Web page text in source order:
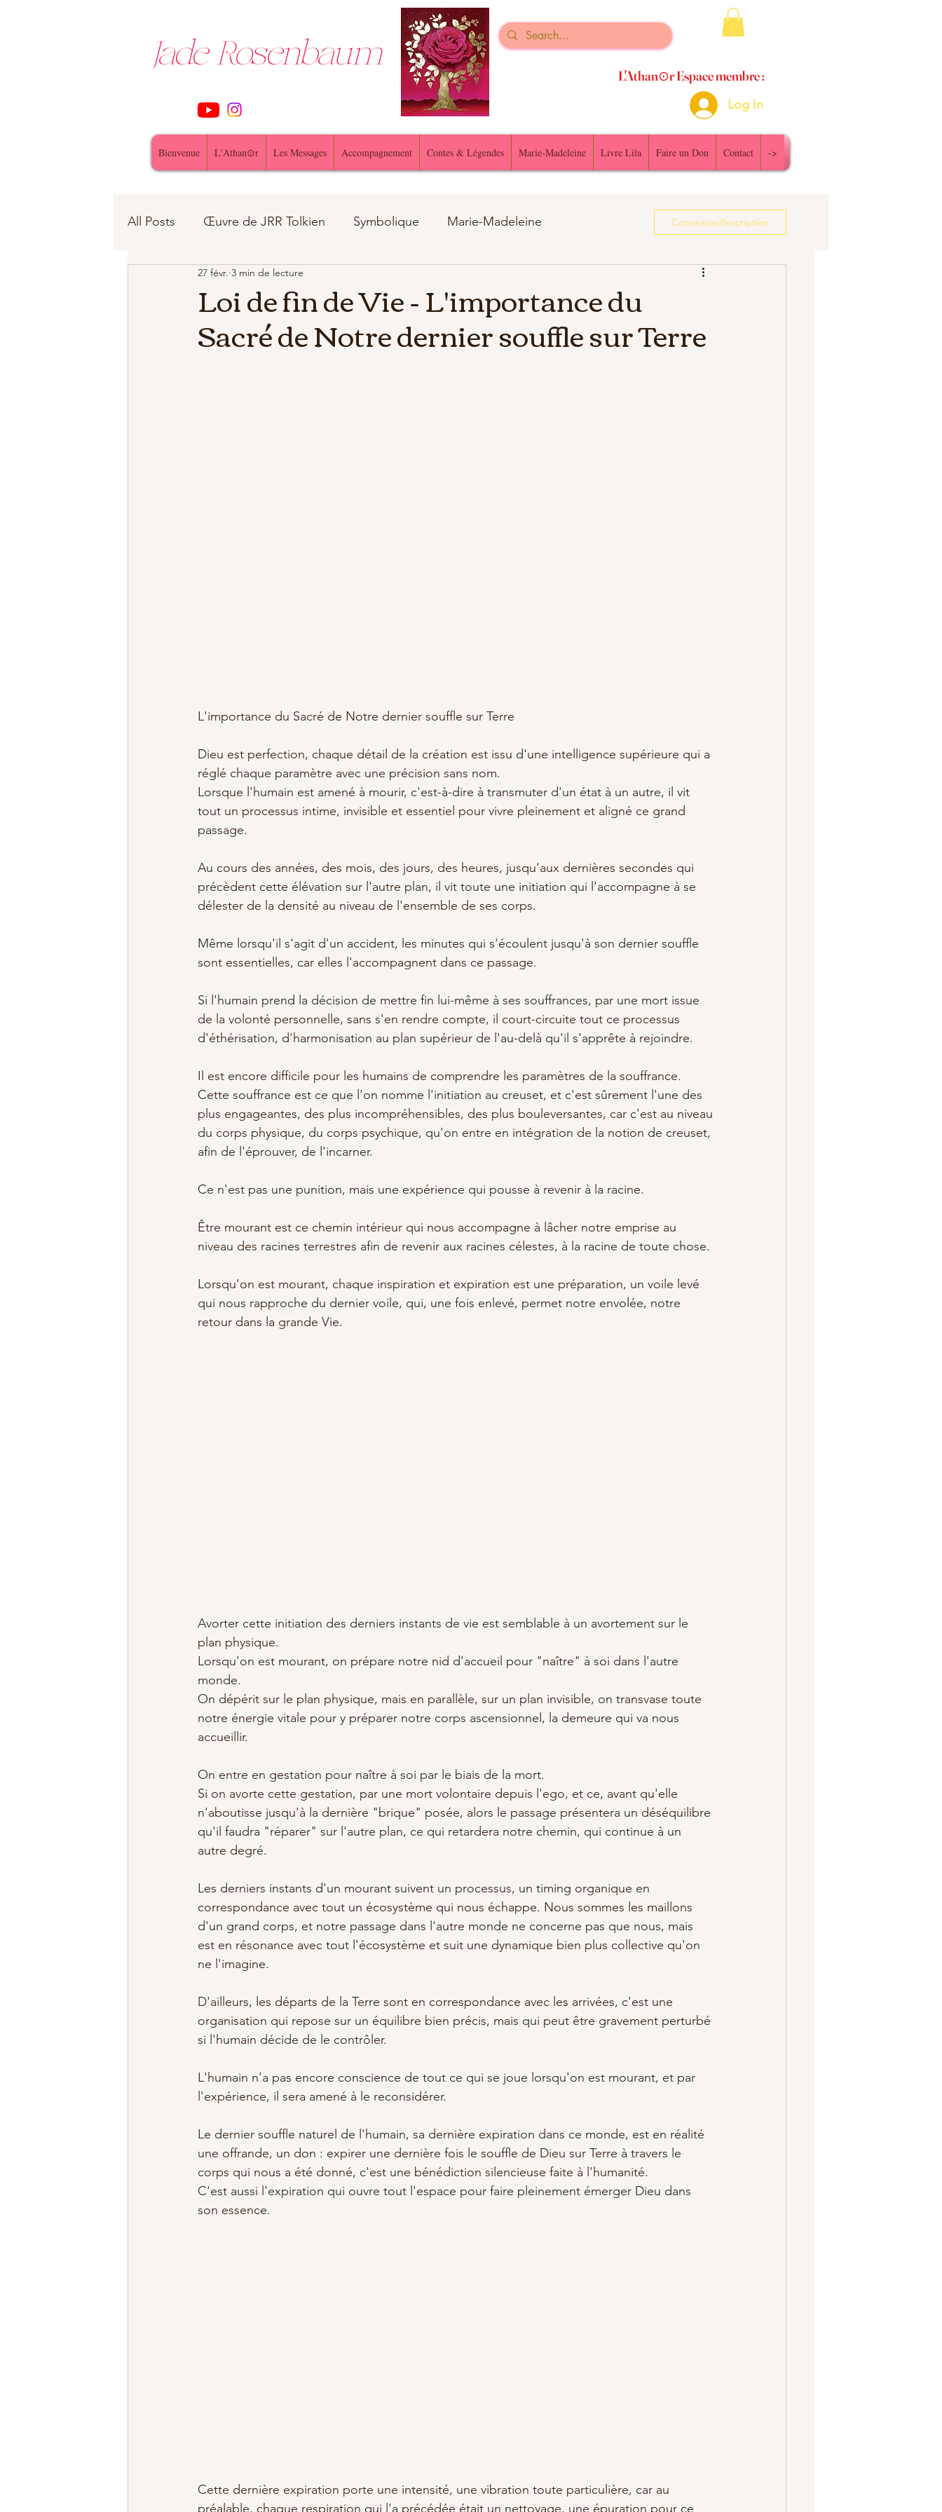
Jade Rosenbaum
Log In
L'Athan⊙r Espace membre :
Bienvenue L'Athan⊙r Les Messages Accompagnement Contes & Légendes Marie-Madeleine Livre Lila Faire un Don Contact ->
All Posts Œuvre de JRR Tolkien Symbolique Marie-Madeleine
Contes et Légendes feu animaux
Connexion/Inscription
Loi de fin de Vie - L'importance du
Sacré de Notre dernier souffle sur Terre
27 févr. 3 min de lecture
L'importance du Sacré de Notre dernier souffle sur Terre
Dieu est perfection, chaque détail de la création est issu d'une intelligence supérieure qui a
réglé chaque paramètre avec une précision sans nom.
Lorsque l'humain est amené à mourir, c'est-à-dire à transmuter d'un état à un autre, il vit
tout un processus intime, invisible et essentiel pour vivre pleinement et aligné ce grand
passage.
Au cours des années, des mois, des jours, des heures, jusqu'aux dernières secondes qui
précèdent cette élévation sur l'autre plan, il vit toute une initiation qui l'accompagne à se
délester de la densité au niveau de l'ensemble de ses corps.
Même lorsqu'il s'agit d'un accident, les minutes qui s'écoulent jusqu'à son dernier souffle
sont essentielles, car elles l'accompagnent dans ce passage.
Si l'humain prend la décision de mettre fin lui-même à ses souffrances, par une mort issue
de la volonté personnelle, sans s'en rendre compte, il court-circuite tout ce processus
d'éthérisation, d'harmonisation au plan supérieur de l'au-delà qu'il s'apprête à rejoindre.
Il est encore difficile pour les humains de comprendre les paramètres de la souffrance.
Cette souffrance est ce que l'on nomme l'initiation au creuset, et c'est sûrement l'une des
plus engageantes, des plus incompréhensibles, des plus bouleversantes, car c'est au niveau
du corps physique, du corps psychique, qu'on entre en intégration de la notion de creuset,
afin de l'éprouver, de l'incarner.
Ce n'est pas une punition, mais une expérience qui pousse à revenir à la racine.
Être mourant est ce chemin intérieur qui nous accompagne à lâcher notre emprise au
niveau des racines terrestres afin de revenir aux racines célestes, à la racine de toute chose.
Lorsqu'on est mourant, chaque inspiration et expiration est une préparation, un voile levé
qui nous rapproche du dernier voile, qui, une fois enlevé, permet notre envolée, notre
retour dans la grande Vie.
Avorter cette initiation des derniers instants de vie est semblable à un avortement sur le
plan physique.
Lorsqu'on est mourant, on prépare notre nid d'accueil pour "naître" à soi dans l'autre
monde.
On dépérit sur le plan physique, mais en parallèle, sur un plan invisible, on transvase toute
notre énergie vitale pour y préparer notre corps ascensionnel, la demeure qui va nous
accueillir.
On entre en gestation pour naître à soi par le biais de la mort.
Si on avorte cette gestation, par une mort volontaire depuis l'ego, et ce, avant qu'elle
n'aboutisse jusqu'à la dernière "brique" posée, alors le passage présentera un déséquilibre
qu'il faudra "réparer" sur l'autre plan, ce qui retardera notre chemin, qui continue à un
autre degré.
Les derniers instants d'un mourant suivent un processus, un timing organique en
correspondance avec tout un écosystème qui nous échappe. Nous sommes les maillons
d'un grand corps, et notre passage dans l'autre monde ne concerne pas que nous, mais
est en résonance avec tout l'écosystème et suit une dynamique bien plus collective qu'on
ne l'imagine.
D'ailleurs, les départs de la Terre sont en correspondance avec les arrivées, c'est une
organisation qui repose sur un équilibre bien précis, mais qui peut être gravement perturbé
si l'humain décide de le contrôler.
L'humain n'a pas encore conscience de tout ce qui se joue lorsqu'on est mourant, et par
l'expérience, il sera amené à le reconsidérer.
Le dernier souffle naturel de l'humain, sa dernière expiration dans ce monde, est en réalité
une offrande, un don : expirer une dernière fois le souffle de Dieu sur Terre à travers le
corps qui nous a été donné, c'est une bénédiction silencieuse faite à l'humanité.
C'est aussi l'expiration qui ouvre tout l'espace pour faire pleinement émerger Dieu dans
son essence.
Cette dernière expiration porte une intensité, une vibration toute particulière, car au
préalable, chaque respiration qui l'a précédée était un nettoyage, une épuration pour ce